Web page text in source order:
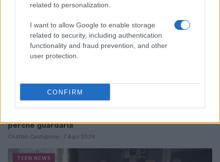
related to personalization.
I want to allow Google to enable storage
related to security, including authentication
functionality and fraud prevention, and other
user protection.
CONFIRM
perché guardarla
Cristian Castiglioni · 7 Ago 2026
TEEN NEWS